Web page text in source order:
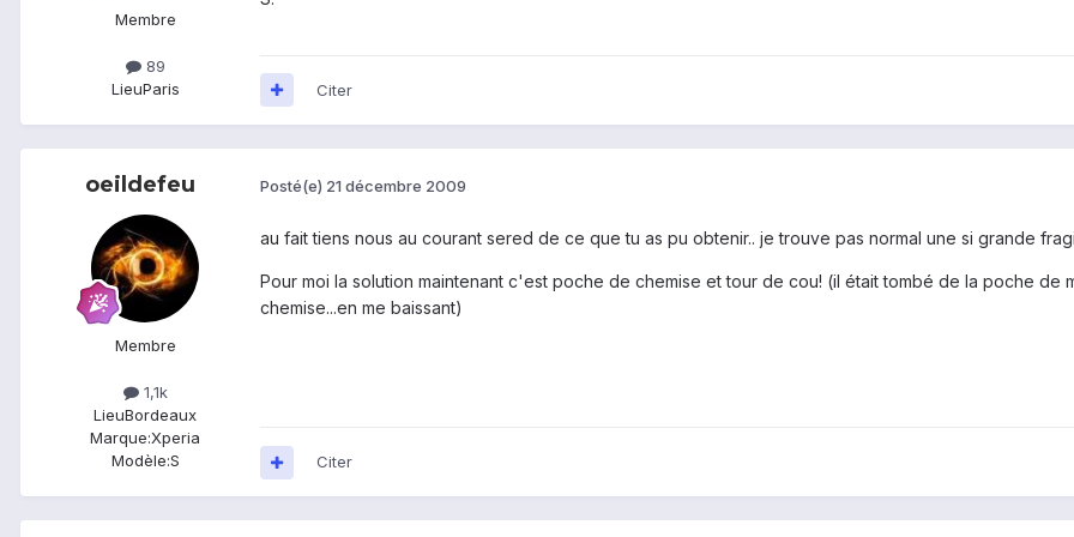
Membre
89
LieuParis Citer
oeildefeu
Membre
1,1k
LieuBordeaux
Marque:Xperia
Modèle:S
Posté(e) 21 décembre 2009
au fait tiens nous au courant sered de ce que tu as pu obtenir.. je trouve pas normal une si grande
Pour moi la solution maintenant c'est poche de chemise et tour de cou! (il était tombé de la poche de
chemise...en me baissant)
Citer